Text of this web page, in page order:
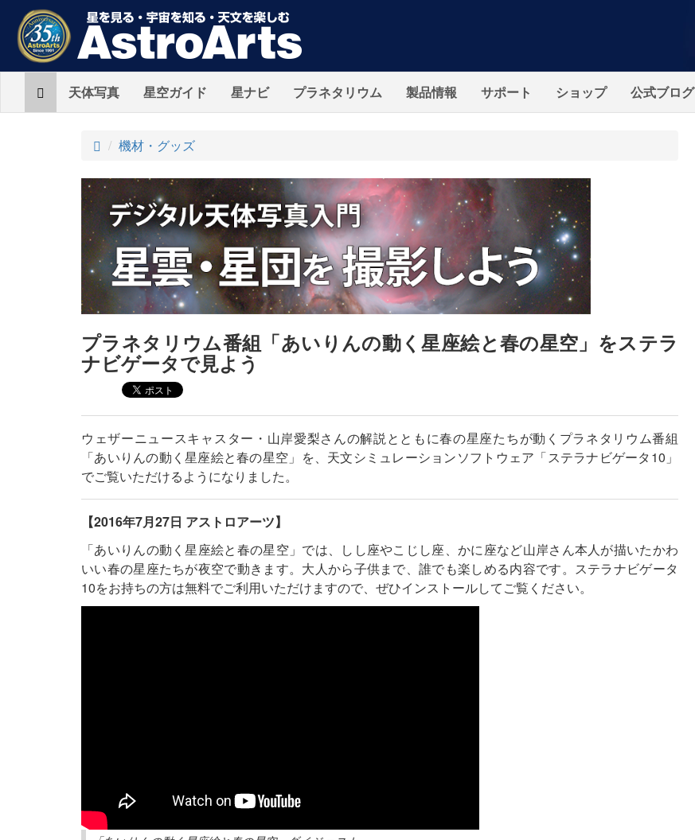
Home天体写真 星空ガイド 星ナビ プラネタリウム 製品情報 サポート ショップ 公式ブログ
ト
プ
機材・グッズ
プラネタリウム番組「あいりんの動く星座絵と春の星空」をステラ
ナビゲータで見よう
ウェザーニュースキャスター・山岸愛梨さんの解説とともに春の星座たちが動くプラネタリウム番組
「あいりんの動く星座絵と春の星空」を、天文シミュレーションソフトウェア「ステラナビゲータ10」
でご覧いただけるようになりました。
【2016年7月27日 アストロアーツ】
「あいりんの動く星座絵と春の星空」では、しし座やこじし座、かに座など山岸さん本人が描いたかわ
いい春の星座たちが夜空で動きます。大人から子供まで、誰でも楽しめる内容です。ステラナビゲータ
10をお持ちの方は無料でご利用いただけますので、ぜひインストールしてご覧ください。